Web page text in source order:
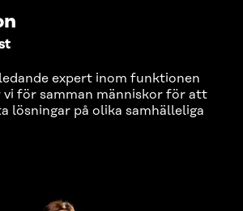
expert inom funktionen
vi för samman människor för att
lösningar på olika samhälleliga